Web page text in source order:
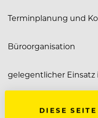
Terminplanung und
Büroorganisation
gelegentlicher Einsatz
Wir bieten Ihnen ein
DIESE